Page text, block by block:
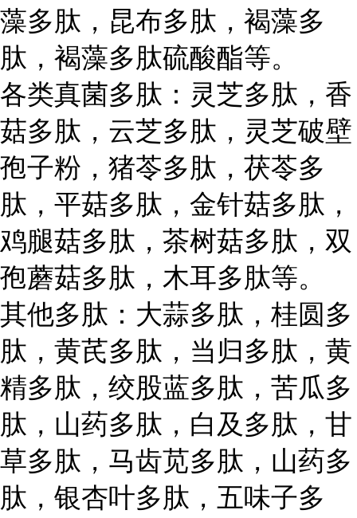
藻多肽，昆布多肽，褐藻多
肽，褐藻多肽硫酸酯等。
各类真菌多肽：灵芝多肽，香
菇多肽，云芝多肽，灵芝破壁
孢子粉，猪苓多肽，茯苓多
肽，平菇多肽，金针菇多肽，
鸡腿菇多肽，茶树菇多肽，双
孢蘑菇多肽，木耳多肽等。
其他多肽：大蒜多肽，桂圆多
肽，黄芪多肽，当归多肽，黄
精多肽，绞股蓝多肽，苦瓜多
肽，山药多肽，白及多肽，甘
草多肽，马齿苋多肽，山药多
肽，银杏叶多肽，五味子多